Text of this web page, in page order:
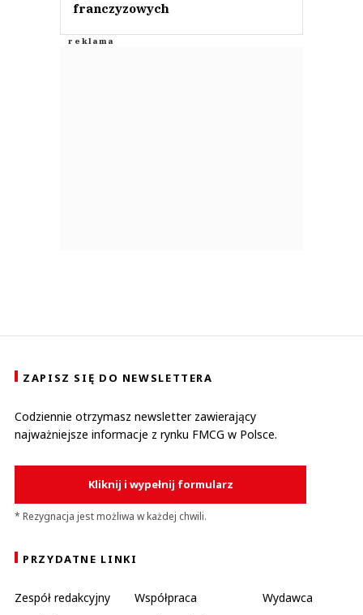
franczyzowych
ZAPISZ SIĘ DO NEWSLETTERA
Codziennie otrzymasz newsletter zawierający
najważniejsze informacje z rynku FMCG w Polsce.
Kliknij i wypełnij formularz
* Rezygnacja jest możliwa w każdej chwili.
PRZYDATNE LINKI
Zespół redakcyjny Współpraca
Wydawca